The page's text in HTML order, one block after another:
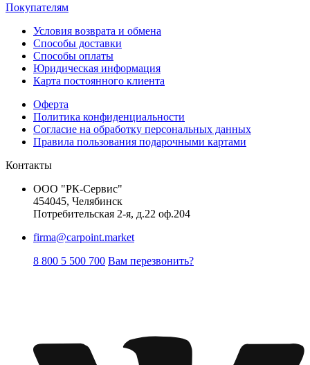
Покупателям
Условия возврата и обмена
Способы доставки
Способы оплаты
Юридическая информация
Карта постоянного клиента
Оферта
Политика конфиденциальности
Согласие на обработку персональных данных
Правила пользования подарочными картами
Контакты
ООО "РК-Сервис"
454045, Челябинск
Потребительская 2-я, д.22 оф.204
firma@carpoint.market
8 800 5 500 700 Вам перезвонить?